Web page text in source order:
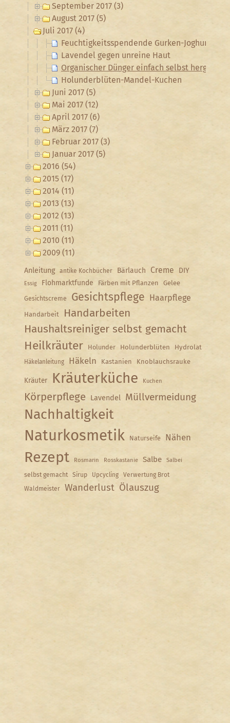
September 2017 (3)
August 2017 (5)
Juli 2017 (4)
Feuchtigkeitsspendende Gurken-Joghurt-
Lavendel gegen unreine Haut
Organischer Dünger einfach selbst
Holunderblüten-Mandel-Kuchen
Juni 2017 (5)
Mai 2017 (12)
April 2017 (6)
März 2017 (7)
Februar 2017 (3)
Januar 2017 (5)
2016 (54)
2015 (17)
2014 (11)
2013 (13)
2012 (13)
2011 (11)
2010 (11)
2009 (11)
Anleitung antike Kochbücher Bärlauch Creme DIY
Essig Flohmarktfunde Färben mit Pflanzen Gelee
Gesichtscreme Gesichtspflege Haarpflege
Handarbeit
Handarbeiten
Haushaltsreiniger selbst gemacht
Heilkräuter Holunder Holunderblüten Hydrolat
Häkelanleitung Häkeln Kastanien Knoblauchsrauke
Kräuter Kräuterküche Kuchen
Körperpflege Lavendel Müllvermeidung
Nachhaltigkeit
Naturkosmetik Naturseife Nähen
Rezept Rosmarin Rosskastanie Salbe Salbei
selbst gemacht Sirup Upcycling
Verwertung Brot
Waldmeister
Wanderlust Ölauszug